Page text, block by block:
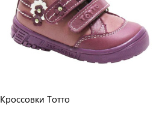
Кроссовки Тотто